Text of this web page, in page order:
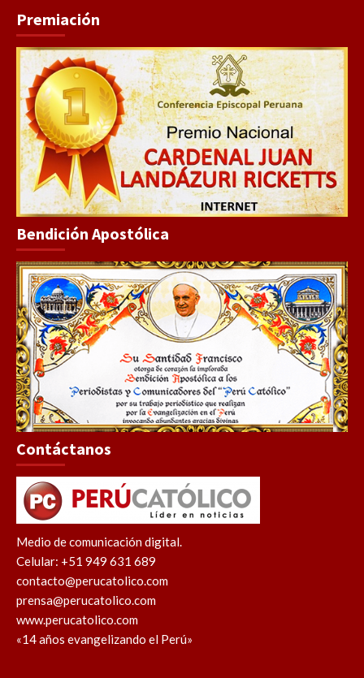
Premiación
Bendición Apostólica
Contáctanos
Medio de comunicación digital.
Celular: +51 949 631 689
contacto@perucatolico.com
prensa@perucatolico.com
www.perucatolico.com
«14 años evangelizando el Perú»